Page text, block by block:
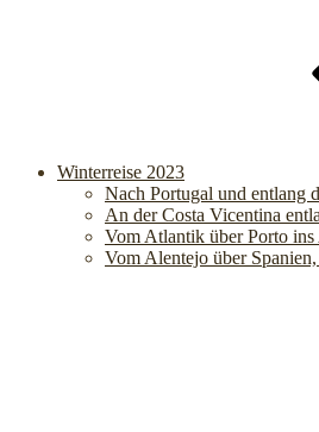
Winterreise 2023
Nach Portugal und entlang
An der Costa Vicentina
Vom Atlantik über Porto
Vom Alentejo über